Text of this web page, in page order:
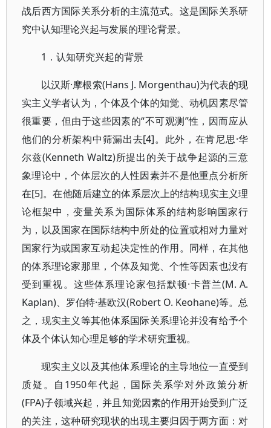
战后西方国际关系分析的主流范式。这是国际关系研
究中认知理论兴起与发展的理论背景。
1．认知研究兴起的背景
以汉斯·摩根索(Hans J. Morgenthau)为代表的现
实主义学者认为，个体及个体的知觉、动机因素尽管
很重要，但由于这些因素的“不可观测”性，因而应从
他们的分析架构中筛漏出去[4]。此外，在肯尼思·华
尔兹(Kenneth Waltz)所提出的关于战争起源的三意
象理论中，个体层次的人性因素并不是他重点分析所
在[5]。在他随后建立的体系层次上的结构现实主义理
论框架中，变量关系为国际体系的结构影响国家行
为，以及国家在国际结构中所处的位置或相对力量对
国家行为或国家互动起决定性的作用。同样，在其他
的体系理论家那里，个体及知觉、个性等因素也没有
受到重视。这些体系理论家包括默顿·卡普兰(M. A.
Kaplan)、罗伯特·基欧汉(Robert O. Keohane)等。总
之，现实主义等其他体系国际关系理论并没有给予个
体及个体认知心理足够的学术研究重视。
现实主义以及其他体系理论的主导地位一直受到
质疑。自1950年代起，国际关系学对外政策分析
(FPA)子领域兴起，并且知觉因素的作用开始受到广泛
的关注，这种研究现状的出现主要归因于两方面：对